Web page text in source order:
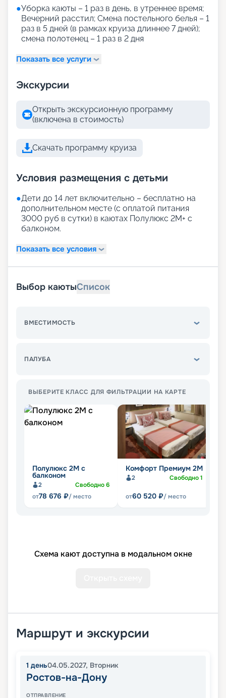
●Уборка каюты – 1 раз в день, в утреннее время;
Вечерний расстил; Смена постельного белья – 1
раз в 5 дней (в рамках круиза длиннее 7 дней);
смена полотенец – 1 раз в 2 дня
Показать все услуги
Экскурсии
Открыть экскурсионную программу
(включена в стоимость)
Скачать программу круиза
Условия размещения с детьми
●Дети до 14 лет включительно – бесплатно на
дополнительном месте (с оплатой питания
3000 руб в сутки) в каютах Полулюкс 2М+ с
балконом.
Показать все условия
Выбор каютыСписок
ВМЕСТИМОСТЬ
ПАЛУБА
ВЫБЕРИТЕ КЛАСС ДЛЯ ФИЛЬТРАЦИИ НА КАРТЕ
Полулюкс 2М с
балконом
2 Свободно6
от78 676 ₽/ место
Комфорт Премиум 2М
2 Свободно1
от60 520 ₽/ место
Схема кают доступна в модальном окне
Маршрут и экскурсии
1 день04.05.2027, Вторник
Ростов-на-Дону
ОТПРАВЛЕНИЕ